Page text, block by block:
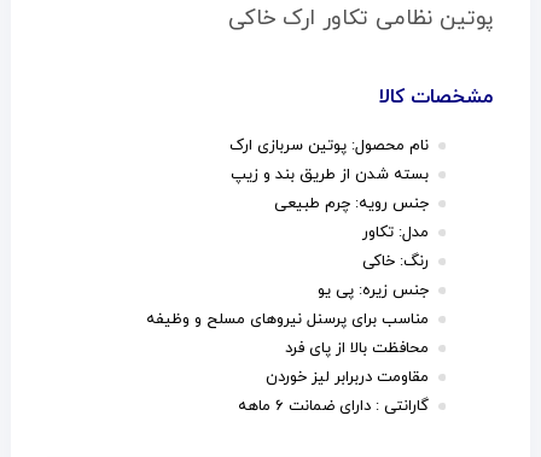
پوتین نظامی تکاور ارک خاکی
مشخصات کالا
نام محصول: پوتین سربازی ارک
بسته شدن از طریق بند و زیپ
جنس رویه: چرم طبیعی
مدل: تکاور
رنگ: خاکی
جنس زیره: پی یو
مناسب برای پرسنل نیروهای مسلح و وظیفه
محافظت بالا از پای فرد
مقاومت دربرابر لیز خوردن
گارانتی : دارای ضمانت 6 ماهه